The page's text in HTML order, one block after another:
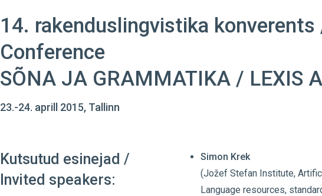
14. rakenduslingvistika konverents
Conference
SÕNA JA GRAMMATIKA / LEXIS
23.-24. aprill 2015, Tallinn
Kutsutud esinejad /
Invited speakers:
Simon Krek
(Jožef Stefan Institute,
Language resources,